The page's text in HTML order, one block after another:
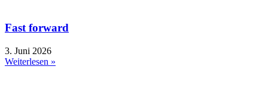
Fast forward
3. Juni 2026
Weiterlesen »